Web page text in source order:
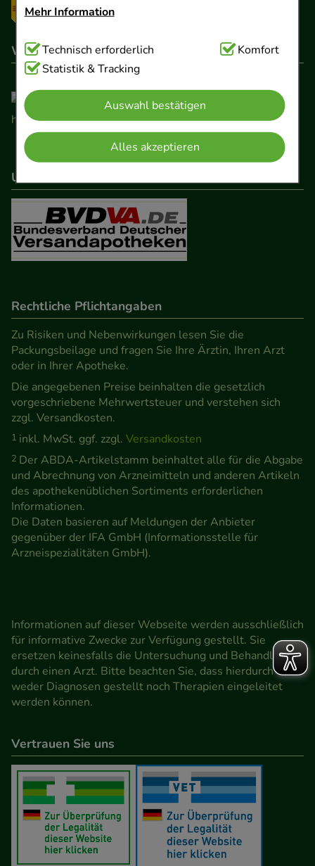
Mehr Information
Technisch Notwendig:Hierbei handelt es sich um
Cookies, die für die Grundfunktionen unserer
Website notwendig sind (z.B. Navigation,
Warenkorb, Kundenkonto), weshalb auf diese nicht
verzichtet werden kann.
Komfort:Diese Cookies werden genutzt um das
Einkaufserlebnis noch ansprechender zu gestalten,
beispielsweise für die Wiedererkennung des
Besuchers oder unsere Seite an bevorzugte
Verhaltensweisen (z.B. Spracheinstellung)
anzupassen. Komfort-Cookies ermöglichen es uns
betreiben.
Statistik & Tracking:Hierüber lassen sich
Informationen über die Art und Weise der Nutzung
unserer Website sammeln, mit deren Hilfe wir
unsere Website weiter für Sie optimieren können,
Werbung auf Drittseiten möglichst relevant für Sie
zu gestalten. Bitte beachten Sie, dass Daten hierfür
teilweise an Dritte wie z.B. Google oder soziale
Medien übertragen werden.
Technisch erforderlich
Komfort
Statistik & Tracking
Auswahl bestätigen
Alles akzeptieren
Wir sind hier gelistet
Unser Netzwerk
Rechtliche Pflichtangaben
Zu Risiken und Nebenwirkungen lesen Sie die
Packungsbeilage und fragen Sie Ihre Ärztin, Ihren Arzt
oder in Ihrer Apotheke.
Die angegebenen Preise beinhalten die gesetzlich
vorgeschriebene Mehrwertsteuer und verstehen sich
zzgl. Versandkosten.
1 inkl. MwSt. ggf. zzgl. Versandkosten
2 Der ABDA-Artikelstamm beinhaltet alle für die Abgabe
und Abrechnung von Arzneimitteln und anderen Artikeln
des apothekenüblichen Sortiments erforderlichen
Informationen.
Die Daten basieren auf Meldungen der Anbieter
gegenüber der IFA GmbH (Informationsstelle für
Arzneispezialitäten GmbH).
Informationen auf dieser Webseite werden ausschließlich
für informative Zwecke zur Verfügung gestellt. Sie
ersetzen keinesfalls die Untersuchung und Behandlung
durch einen Arzt. Bitte beachten Sie, dass hierdurch
weder Diagnosen gestellt noch Therapien eingeleitet
werden können.
Vertrauen Sie uns